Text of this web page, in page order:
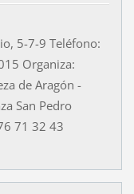
5-7-9 Teléfono:
Organiza:
de Aragón -
San Pedro
71 32 43